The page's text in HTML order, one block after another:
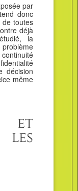
par
donc
de toutes
déjà
la
problème
décision
même
et